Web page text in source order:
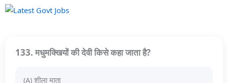
133. मधुमक्खियों की देवी किसे कहा जाता है?
(A) शीला माता